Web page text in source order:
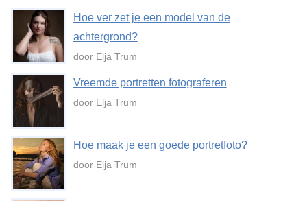
Hoe ver zet je een model van de
achtergrond?
door Elja Trum
Vreemde portretten fotograferen
door Elja Trum
Hoe maak je een goede portretfoto?
door Elja Trum